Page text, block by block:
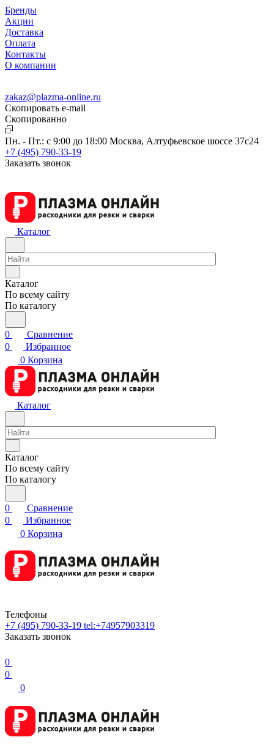
Бренды
Акции
Доставка
Оплата
Контакты
О компании
zakaz@plazma-online.ru
Скопировать e-mail
Cкопированно
Пн. - Пт.: с 9:00 до 18:00 Москва, Алтуфьевское шоссе 37с24
+7 (495) 790-33-19
Заказать звонок
Каталог
Каталог
По всему сайту
По каталогу
0
Сравнение
0
Избранное
0 Корзина
Каталог
Каталог
По всему сайту
По каталогу
0
Сравнение
0
Избранное
0 Корзина
Телефоны
+7 (495) 790-33-19 tel:+74957903319
Заказать звонок
0
0
0